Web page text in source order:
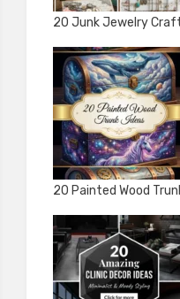
20 Junk Jewelry
20 Painted Wood